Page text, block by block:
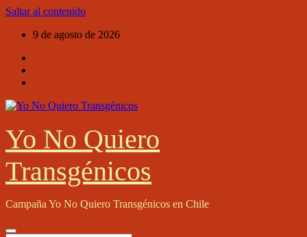
Saltar al contenido
9 de agosto de 2026
Yo No Quiero
Transgénicos
Campaña Yo No Quiero Transgénicos en Chile